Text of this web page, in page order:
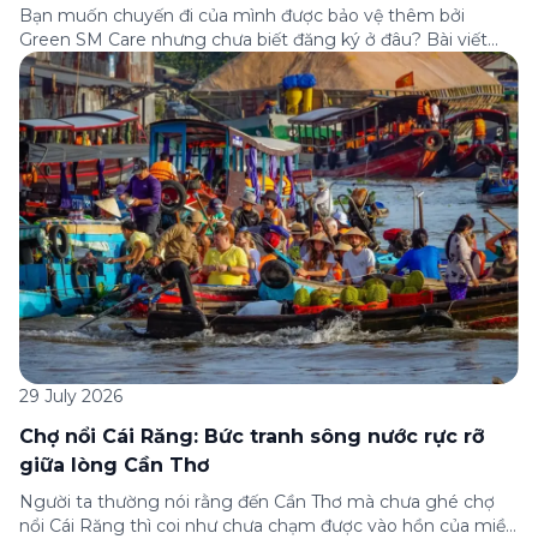
Bạn muốn chuyến đi của mình được bảo vệ thêm bởi
Green SM Care nhưng chưa biết đăng ký ở đâu? Bài viết
dưới đây sẽ hướng dẫn chi tiết cách tham gia (và hủy tham
gia) gói bảo hiểm này ngay trên ứng dụng Green SM, cùng
những lưu ý quan trọng trước khi […]
29 July 2026
Chợ nổi Cái Răng: Bức tranh sông nước rực rỡ
giữa lòng Cần Thơ
Người ta thường nói rằng đến Cần Thơ mà chưa ghé chợ
nổi Cái Răng thì coi như chưa chạm được vào hồn của miền